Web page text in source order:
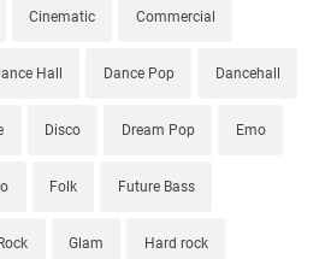
Cinematic Commercial
Hall Dance Pop Dancehall
Disco Dream Pop Emo
Folk Future Bass
Glam Hard rock